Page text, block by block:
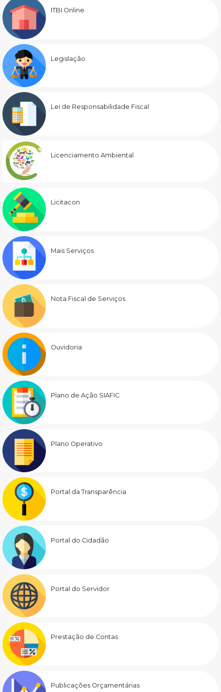
ITBI Online
Legislação
Lei de Responsabilidade Fiscal
Licenciamento Ambiental
Licitacon
Mais Serviços
Nota Fiscal de Serviços
Ouvidoria
Plano de Ação SIAFIC
Plano Operativo
Portal da Transparência
Portal do Cidadão
Portal do Servidor
Prestação de Contas
Publicações Orçamentárias